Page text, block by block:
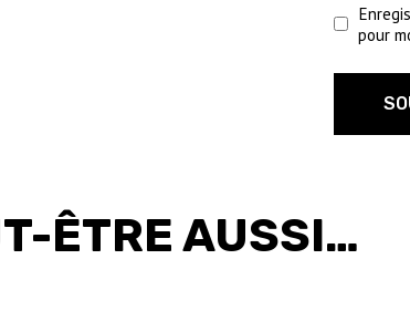
pour
ÊTRE AUSSI…